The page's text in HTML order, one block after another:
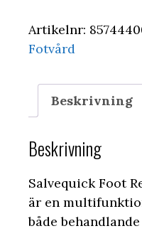
Artikelnr:
Fotvård
Beskrivning
Beskrivning
Salvequick Foot
är en
både